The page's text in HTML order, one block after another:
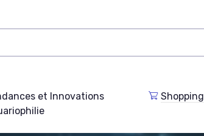
et Innovations
Shopping